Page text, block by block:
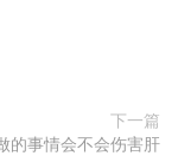
下一篇
的事情会不会伤害肝